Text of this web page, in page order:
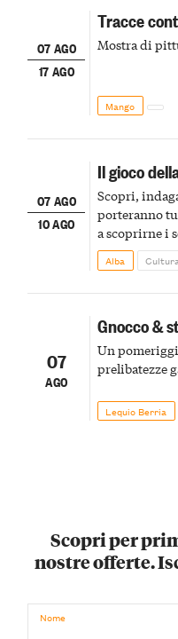
07 AGO
17 AGO
Tracce
Mostra di
Mango
07 AGO
10 AGO
Il gioco
Scopri,
porteranno
a scoprirne i
Alba
07
AGO
Gnocco &
Un
prelibatezze
Lequio Berria
Scopri per
nostre offerte.
Nome